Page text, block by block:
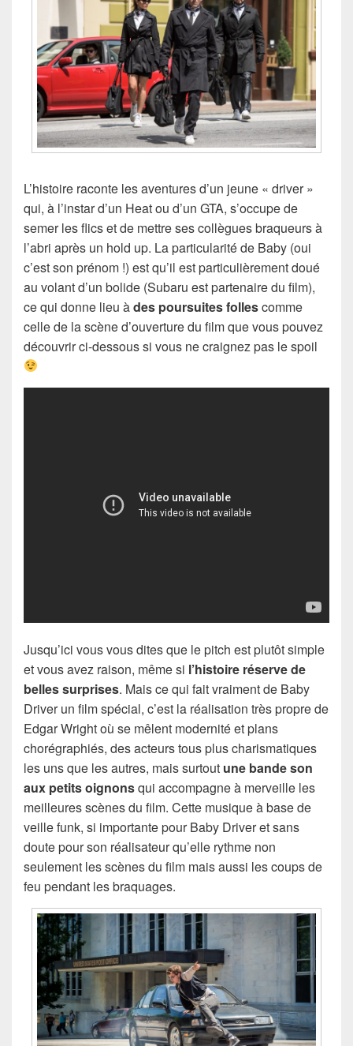
L’histoire raconte les aventures d’un jeune « driver »
qui, à l’instar d’un Heat ou d’un GTA, s’occupe de
semer les flics et de mettre ses collègues braqueurs à
l’abri après un hold up. La particularité de Baby (oui
c’est son prénom !) est qu’il est particulièrement doué
au volant d’un bolide (Subaru est partenaire du film),
ce qui donne lieu àdes poursuites follescomme
celle de la scène d’ouverture du film que vous pouvez
découvrir ci-dessous si vous ne craignez pas le spoil
Jusqu’ici vous vous dites que le pitch est plutôt simple
et vous avez raison, même si l’histoire réserve de
belles surprises. Mais ce qui fait vraiment de Baby
Driver un film spécial, c’est la réalisation très propre de
Edgar Wright où se mêlent modernité et plans
chorégraphiés, des acteurs tous plus charismatiques
les uns que les autres, mais surtout une bande son
aux petits oignonsqui accompagne à merveille les
meilleures scènes du film. Cette musique à base de
veille funk, si importante pour Baby Driver et sans
doute pour son réalisateur qu’elle rythme non
seulement les scènes du film mais aussi les coups de
feu pendant les braquages.